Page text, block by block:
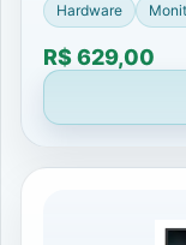
Hardware
R$ 629,00